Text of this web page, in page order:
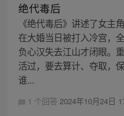
绝代毒后
《绝代毒后》讲述了女主
在大婚当日被打入冷宫，
负心汉失去江山才闭眼。
活过，要去算计、夺取，
谁...
1 个回答 2024年10月24日